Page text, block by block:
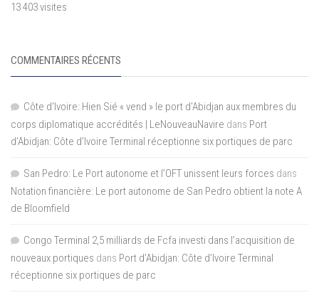
13 403 visites
COMMENTAIRES RÉCENTS
Côte d'Ivoire: Hien Sié « vend » le port d'Abidjan aux membres du
corps diplomatique accrédités | LeNouveauNavire dans Port
d’Abidjan: Côte d’Ivoire Terminal réceptionne six portiques de parc
San Pedro: Le Port autonome et l’OFT unissent leurs forces dans
Notation financière: Le port autonome de San Pedro obtient la note A
de Bloomfield
Congo Terminal 2,5 milliards de Fcfa investi dans l’acquisition de
nouveaux portiques dans Port d’Abidjan: Côte d’Ivoire Terminal
réceptionne six portiques de parc